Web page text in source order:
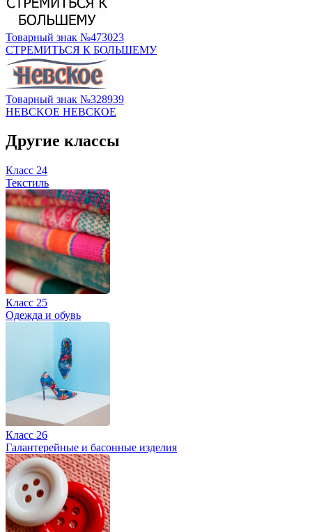
Товарный знак №473023
СТРЕМИТЬСЯ К БОЛЬШЕМУ
Товарный знак №328939
HEBCKOE НЕВСКОЕ
Другие классы
Класс 24
Текстиль
Класс 25
Одежда и обувь
Класс 26
Галантерейные и басонные изделия